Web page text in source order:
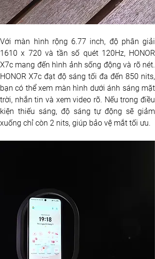
Với màn hình rộng 6.77 inch, độ phân giải
1610 x 720 và tần số quét 120Hz, HONOR
X7c mang đến hình ảnh sống động và rõ nét.
HONOR X7c đạt độ sáng tối đa đến 850 nits,
bạn có thể xem màn hình dưới ánh sáng mặt
trời, nhắn tin và xem video rõ. Nếu trong điều
kiện thiếu sáng, độ sáng tự động sẽ giảm
xuống chỉ còn 2 nits, giúp bảo vệ mắt tối ưu.